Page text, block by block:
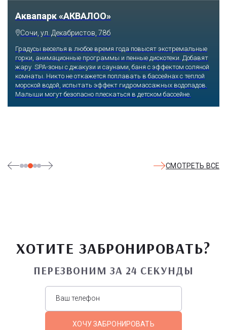
Тематический парк развлечений «Сочи
Парк»
Сочи, Олимпийский проспект, 21
Оказавшись здесь, словно попадаешь в сказку: встречаешь
любимых героев русского фольклора, получаешь возможность
сколько душе угодно кататься на аттракционах европейского
уровня. Гости участвуют в увлекательных квестах и творческих
СМОТРЕТЬ ВСЕ
ХОТИТЕ ЗАБРОНИРОВАТЬ?
ПЕРЕЗВОНИМ ЗА 24 СЕКУНДЫ
ХОЧУ ЗАБРОНИРОВАТЬ